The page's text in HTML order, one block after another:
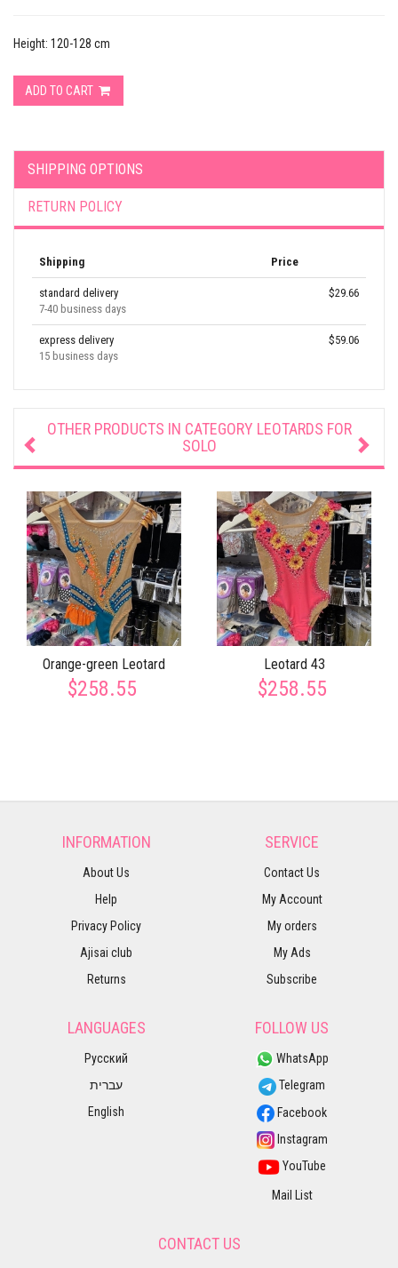
Height: 120-128 cm
ADD TO CART
SHIPPING OPTIONS
RETURN POLICY
Shipping Price
standard delivery
7-40 business days
$29.66
express delivery
15 business days
$59.06
OTHER PRODUCTS IN CATEGORY LEOTARDS FOR
SOLO
Orange-green Leotard
$258.55
Leotard 43
$258.55
INFORMATION
About Us
Help
Privacy Policy
Ajisai club
Returns
SERVICE
Contact Us
My Account
My orders
My Ads
Subscribe
LANGUAGES
Русский
עברית
English
FOLLOW US
WhatsApp
Telegram
Facebook
Instagram
YouTube
Mail List
CONTACT US